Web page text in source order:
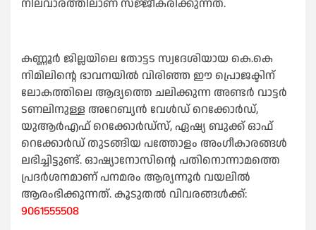
നിലവാരത്തിലാണ് സജ്ജീകരിക്കുന്നത്.
കണ്ണൂര്‍ ജില്ലയിലെ തോട്ടട സ്വദേശിയായ കെ.കെ
നിമിലിന്റെ ഭാവനയില്‍ വിരിഞ്ഞ ഈ പ്രൊജക്ടിന്
ലോകത്തിലെ ആദ്യത്തെ ചലിക്കുന്ന അണ്ടര്‍ വാട്ടര്‍
ടണലിനുള്ള അറേബ്യന്‍ വേള്‍ഡ് റെക്കോര്‍ഡ്,
യുആര്‍എഫ് റെക്കോര്‍ഡ്‌സ്, ഏഷ്യ ബുക്ക് ഓഫ്
റെക്കോര്‍ഡ് തുടങ്ങിയ പത്തോളം അംഗീകാരങ്ങള്‍
ലഭിച്ചിട്ടുണ്ട്. ഓഷ്യാനോസിന്റെ പതിനൊന്നാമത്തെ
പ്രദര്‍ശനമാണ് പനമരം ആര്യന്നൂർ വയലിൽ
ആരംഭിക്കുന്നത്. കൂടുതല്‍ വിവരങ്ങള്‍ക്ക്:
9061555508